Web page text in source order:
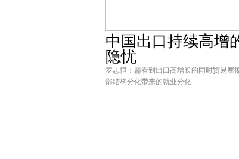
中国出口持续高增
隐忧
罗志恒：需看到出口高增长的同时贸易摩
部结构分化带来的就业分化